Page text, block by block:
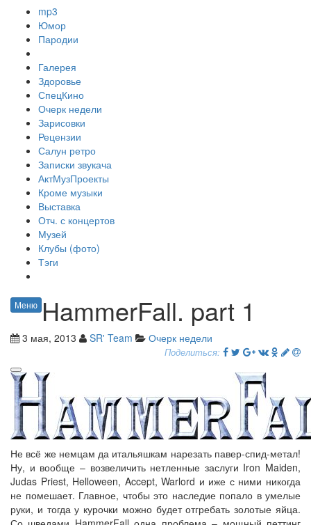
mp3
Юмор
Пародии
Галерея
Здоровье
СпецКино
Очерк недели
Зарисовки
Рецензии
Салун ретро
Записки звукача
АктМузПроекты
Кроме музыки
Выставка
Отч. с концертов
Музей
Клубы (фото)
Тэги
Меню HammerFall. part 1
3 мая, 2013 SR' Team Очерк недели
Поделиться:
Не всё же немцам да итальяшкам нарезать павер-спид-метал!
Ну, и вообще – возвеличить нетленные заслуги Iron Maiden,
Judas Priest, Helloween, Accept, Warlord и иже с ними никогда
не помешает. Главное, чтобы это наследие попало в умелые
руки, и тогда у курочки можно будет отгребать золотые яйца.